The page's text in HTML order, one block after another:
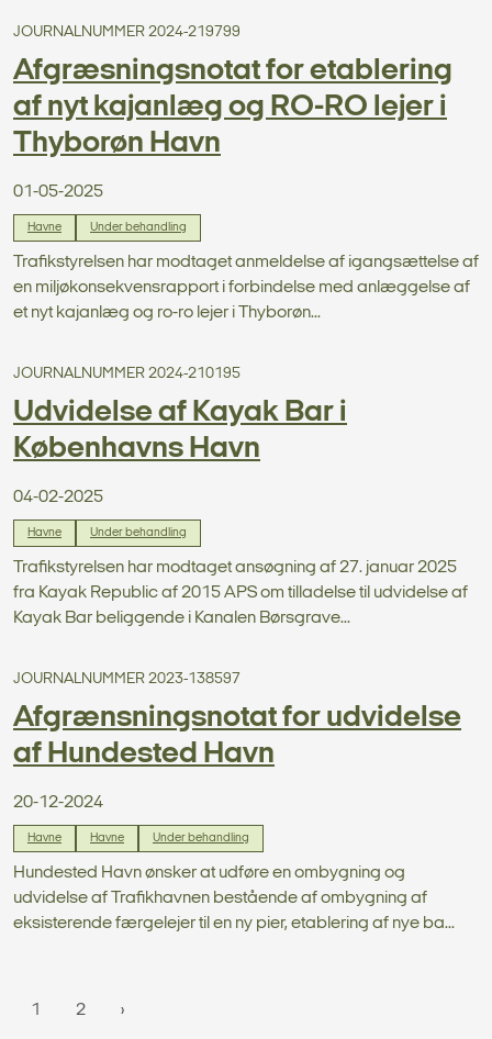
JOURNALNUMMER 2024-219799
Afgræsningsnotat for etablering
af nyt kajanlæg og RO-RO lejer i
Thyborøn Havn
01-05-2025
Havne Under behandling
Trafikstyrelsen har modtaget anmeldelse af igangsættelse af
en miljøkonsekvensrapport i forbindelse med anlæggelse af
et nyt kajanlæg og ro-ro lejer i Thyborøn...
JOURNALNUMMER 2024-210195
Udvidelse af Kayak Bar i
Københavns Havn
04-02-2025
Havne Under behandling
Trafikstyrelsen har modtaget ansøgning af 27. januar 2025
fra Kayak Republic af 2015 APS om tilladelse til udvidelse af
Kayak Bar beliggende i Kanalen Børsgrave...
JOURNALNUMMER 2023-138597
Afgrænsningsnotat for udvidelse
af Hundested Havn
20-12-2024
Havne Havne Under behandling
Hundested Havn ønsker at udføre en ombygning og
udvidelse af Trafikhavnen bestående af ombygning af
eksisterende færgelejer til en ny pier, etablering af nye ba...
1 2